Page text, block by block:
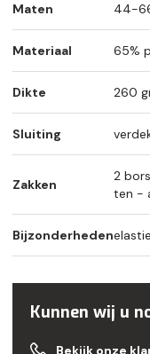
Maten 44-
Materiaal 65%
Dikte 260
Sluiting
Zakken
2
ten -
Bijzonderheden
Kunnen wij u
Bekijk onze